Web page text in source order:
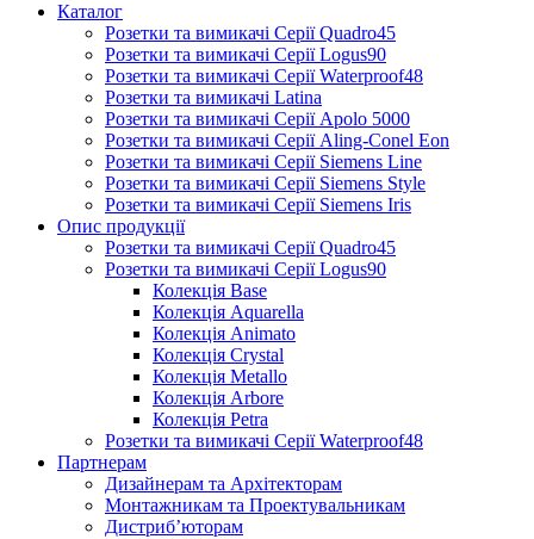
Каталог
Розетки та вимикачі Серії Quadro45
Розетки та вимикачі Серії Logus90
Розетки та вимикачі Серії Waterproof48
Розетки та вимикачі Latina
Розетки та вимикачі Серії Apolo 5000
Розетки та вимикачі Серії Aling-Conel Eon
Розетки та вимикачі Серії Siemens Line
Розетки та вимикачі Серії Siemens Style
Розетки та вимикачі Серії Siemens Iris
Опис продукції
Розетки та вимикачі Серії Quadro45
Розетки та вимикачі Серії Logus90
Колекція Base
Колекція Aquarella
Колекція Animato
Колекція Crystal
Колекція Metallo
Колекція Arbore
Колекція Petra
Розетки та вимикачі Серії Waterproof48
Партнерам
Дизайнерам та Архітекторам
Монтажникам та Проектувальникам
Дистриб’юторам